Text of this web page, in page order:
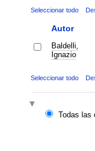
Seleccionar todo
Autor
Baldelli,
Ignazio
Seleccionar todo
Todas las